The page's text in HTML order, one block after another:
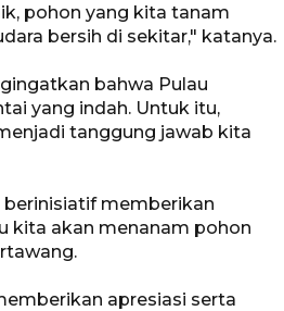
pohon yang kita tanam
bersih di sekitar," katanya.
bahwa Pulau
yang indah. Untuk itu,
tanggung jawab kita
berinisiatif memberikan
kita akan menanam pohon
apresiasi serta